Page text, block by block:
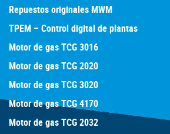
Repuestos originales MWM
TPEM – Control digital de plantas
Motor de gas TCG 3016
Motor de gas TCG 2020
Motor de gas TCG 3020
Motor de gas TCG 4170
Motor de gas TCG 2032